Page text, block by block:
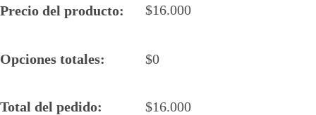
Precio del producto: $16.000
Opciones totales: $0
Total del pedido: $16.000